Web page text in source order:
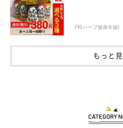
PR(ハーブ健康本舗)
もっと